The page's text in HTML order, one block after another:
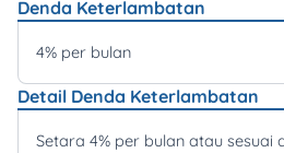
Denda Keterlambatan
4% per bulan
Detail Denda Keterlambatan
Setara 4% per bulan atau sesuai